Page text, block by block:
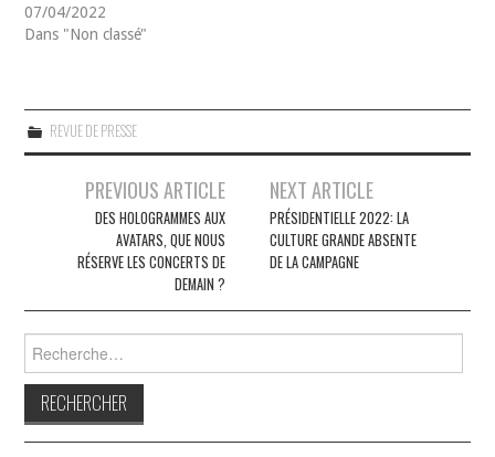
07/04/2022
Dans "Non classé"
REVUE DE PRESSE
Navigation
articles
PREVIOUS ARTICLE
DES HOLOGRAMMES AUX
AVATARS, QUE NOUS
RÉSERVE LES CONCERTS DE
DEMAIN ?
NEXT ARTICLE
PRÉSIDENTIELLE 2022: LA
CULTURE GRANDE ABSENTE
DE LA CAMPAGNE